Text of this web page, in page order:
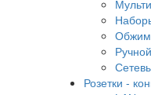
Розетки -